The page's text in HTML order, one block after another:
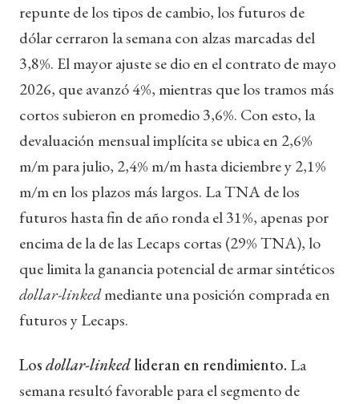
repunte de los tipos de cambio, los futuros de
dólar cerraron la semana con alzas marcadas del
3,8%. El mayor ajuste se dio en el contrato de mayo
2026, que avanzó 4%, mientras que los tramos más
cortos subieron en promedio 3,6%. Con esto, la
devaluación mensual implícita se ubica en 2,6%
m/m para julio, 2,4% m/m hasta diciembre y 2,1%
m/m en los plazos más largos. La TNA de los
futuros hasta fin de año ronda el 31%, apenas por
encima de la de las Lecaps cortas (29% TNA), lo
que limita la ganancia potencial de armar sintéticos
dollar-linkedmediante una posición comprada en
futuros y Lecaps.
Losdollar-linkedlideran en rendimiento. La
semana resultó favorable para el segmento de